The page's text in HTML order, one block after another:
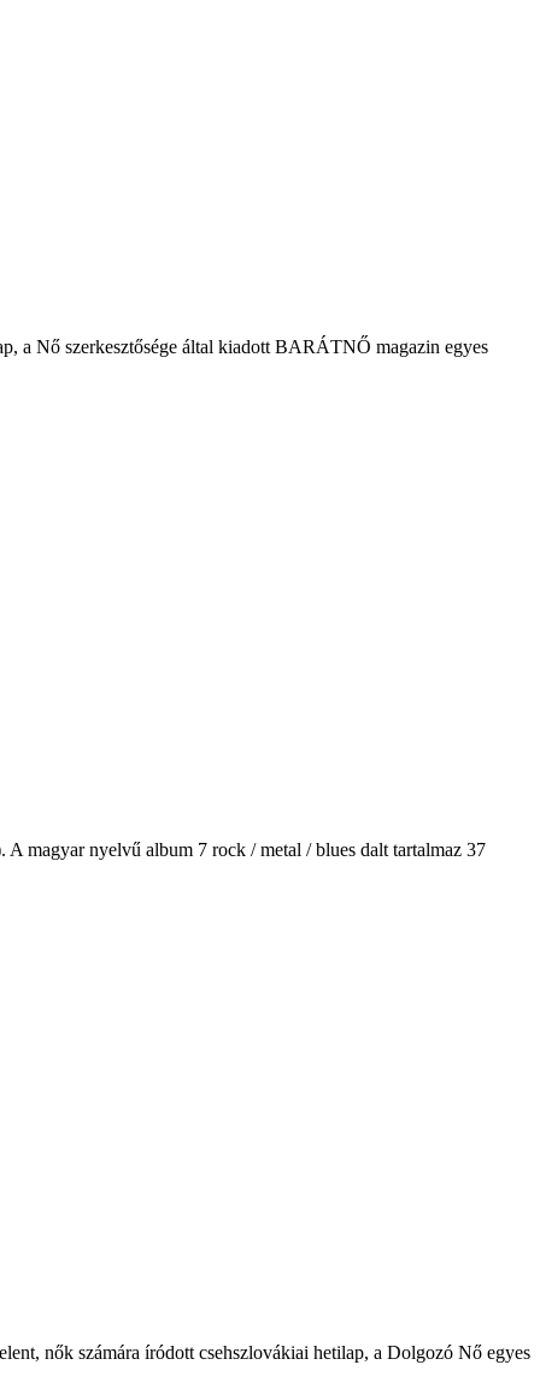
a Nő szerkesztősége által kiadott BARÁTNŐ magazin egyes
magyar nyelvű album 7 rock / metal / blues dalt tartalmaz 37
nők számára íródott csehszlovákiai hetilap, a Dolgozó Nő egyes